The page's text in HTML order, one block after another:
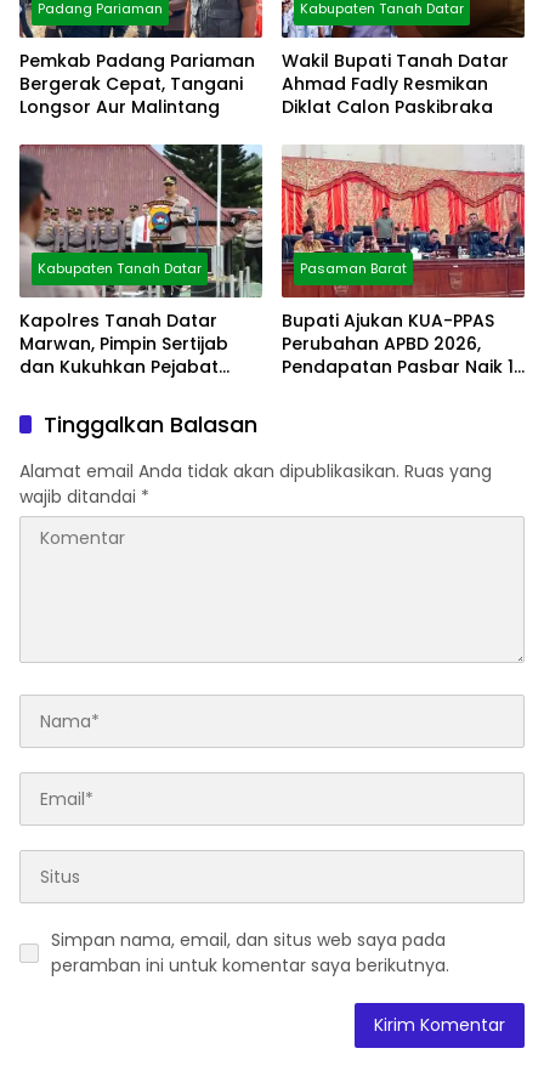
Padang Pariaman
Pemkab Padang Pariaman
Bergerak Cepat, Tangani
Longsor Aur Malintang
Kabupaten Tanah Datar
Wakil Bupati Tanah Datar
Ahmad Fadly Resmikan
Diklat Calon Paskibraka
Kabupaten Tanah Datar
Kapolres Tanah Datar
Marwan, Pimpin Sertijab
dan Kukuhkan Pejabat
Pasaman Barat
Bupati Ajukan KUA-PPAS
Perubahan APBD 2026,
Pendapatan Pasbar Naik 15
Tinggalkan Balasan
Alamat email Anda tidak akan dipublikasikan. Ruas yang
wajib ditandai *
Simpan nama, email, dan situs web saya pada
peramban ini untuk komentar saya berikutnya.